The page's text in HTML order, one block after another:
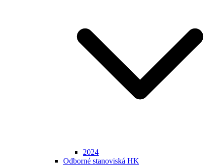
2024
Odborné stanoviská HK